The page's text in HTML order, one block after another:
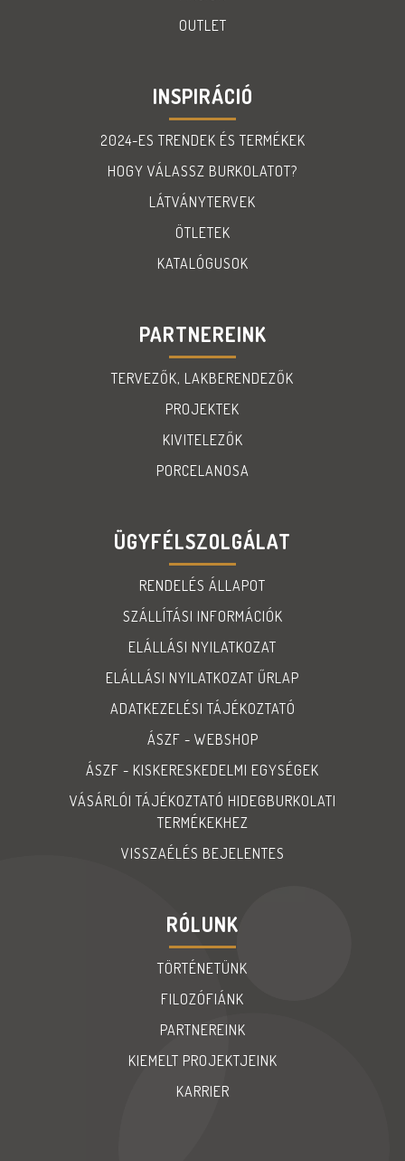
OUTLET
INSPIRÁCIÓ
2024-ES TRENDEK ÉS TERMÉKEK
HOGY VÁLASSZ BURKOLATOT?
LÁTVÁNYTERVEK
ÖTLETEK
KATALÓGUSOK
PARTNEREINK
TERVEZŐK, LAKBERENDEZŐK
PROJEKTEK
KIVITELEZŐK
PORCELANOSA
ÜGYFÉLSZOLGÁLAT
RENDELÉS ÁLLAPOT
SZÁLLÍTÁSI INFORMÁCIÓK
ELÁLLÁSI NYILATKOZAT
ELÁLLÁSI NYILATKOZAT ŰRLAP
ADATKEZELÉSI TÁJÉKOZTATÓ
ÁSZF - WEBSHOP
ÁSZF - KISKERESKEDELMI EGYSÉGEK
VÁSÁRLÓI TÁJÉKOZTATÓ HIDEGBURKOLATI
TERMÉKEKHEZ
VISSZAÉLÉS BEJELENTES
RÓLUNK
TÖRTÉNETÜNK
FILOZÓFIÁNK
PARTNEREINK
KIEMELT PROJEKTJEINK
KARRIER